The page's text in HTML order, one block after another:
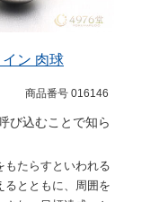
ン 肉球
商品番号 016146
び込むことで知ら
もたらすといわれる
るとともに、周囲を